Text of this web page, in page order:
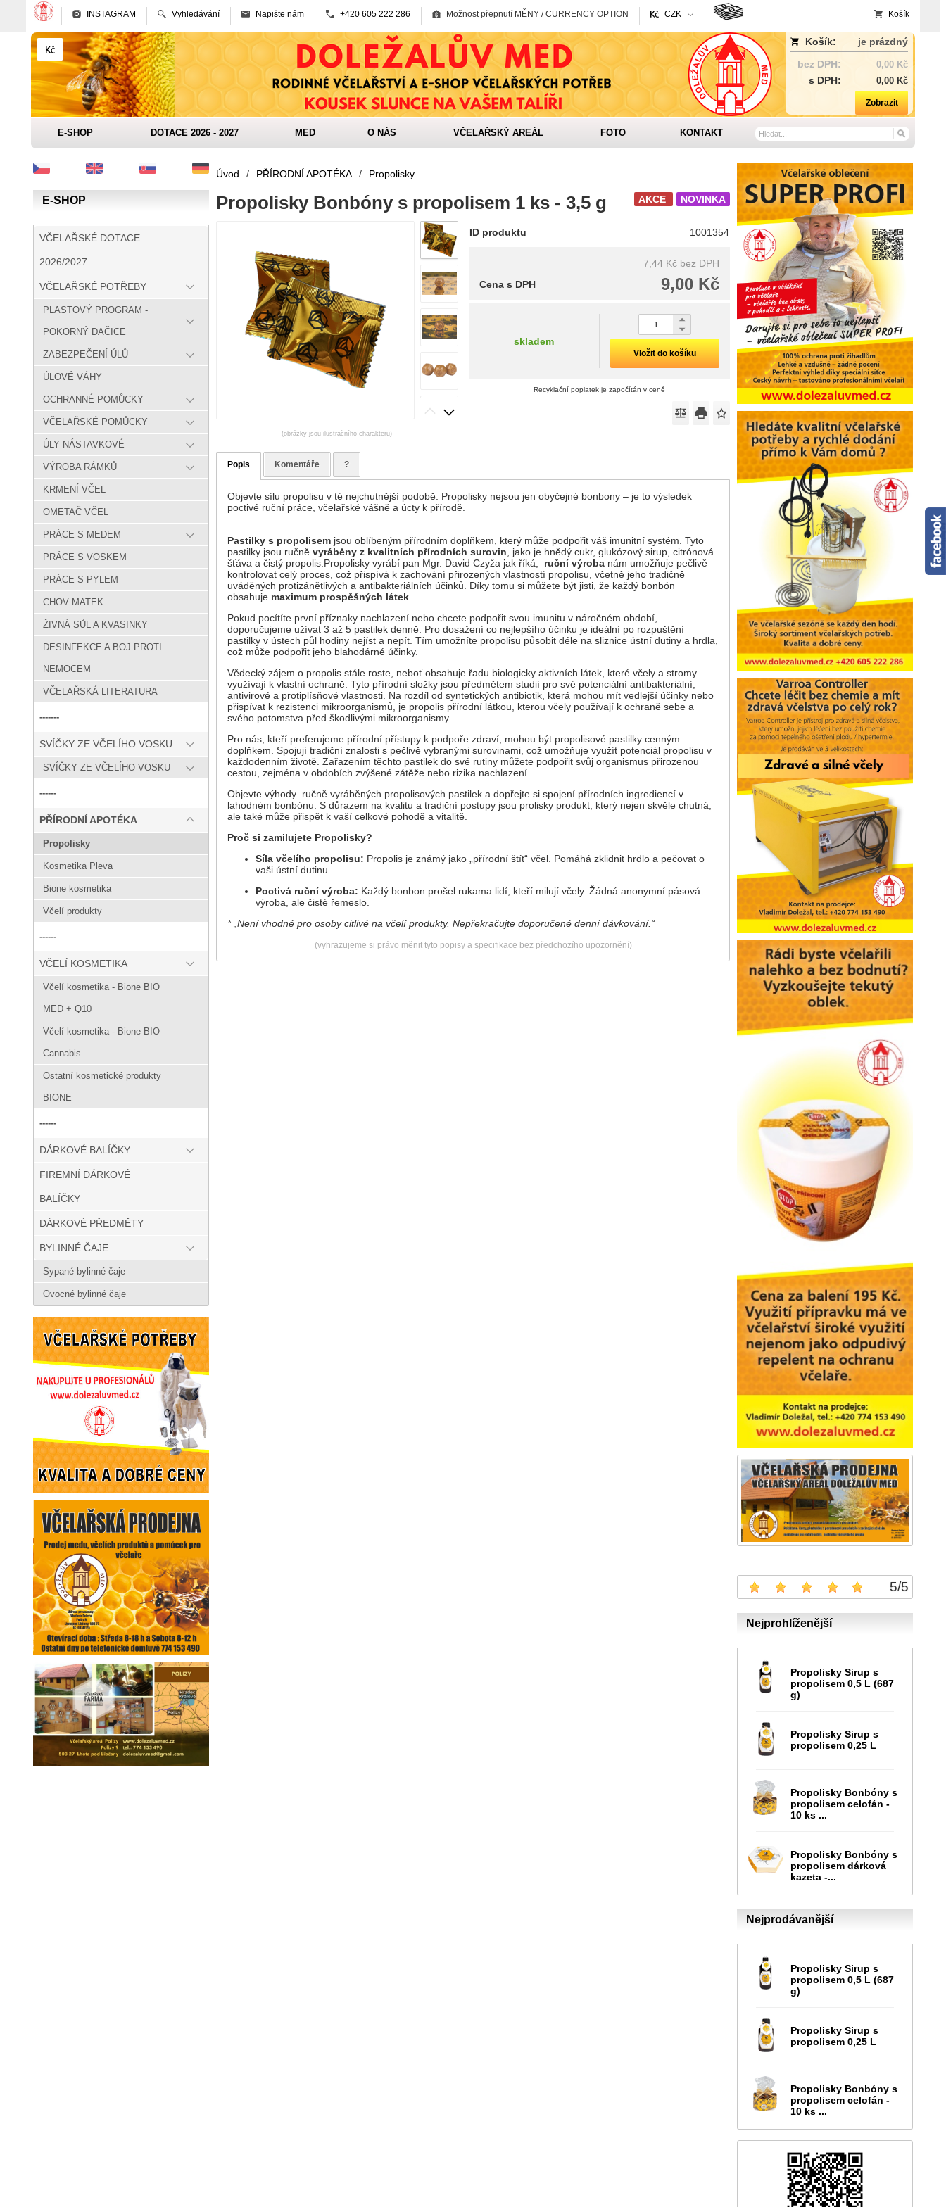
INSTAGRAM Vyhledávání Napište nám +420 605 222 286 Možnost přepnutí MĚNY / CURRENCY OPTION CZK Košík
Košík:
je prázdný
bez DPH:
0,00 Kč
s DPH: 0,00 Kč
Zobrazit
E-SHOP DOTACE 2026 - 2027 MED O NÁS VČELAŘSKÝ AREÁL FOTO KONTAKT
E-SHOP
VČELAŘSKÉ DOTACE
2026/2027
VČELAŘSKÉ POTŘEBY
PLASTOVÝ PROGRAM -
POKORNÝ DAČICE
ZABEZPEČENÍ ÚLŮ
ÚLOVÉ VÁHY
OCHRANNÉ POMŮCKY
VČELAŘSKÉ POMŮCKY
ÚLY NÁSTAVKOVÉ
VÝROBA RÁMKŮ
KRMENÍ VČEL
OMETAČ VČEL
PRÁCE S MEDEM
PRÁCE S VOSKEM
PRÁCE S PYLEM
CHOV MATEK
ŽIVNÁ SŮL A KVASINKY
DESINFEKCE A BOJ PROTI
NEMOCEM
VČELAŘSKÁ LITERATURA
-------
SVÍČKY ZE VČELÍHO VOSKU
SVÍČKY ZE VČELÍHO VOSKU
------
PŘÍRODNÍ APOTÉKA
Propolisky
Kosmetika Pleva
Bione kosmetika
Včelí produkty
------
VČELÍ KOSMETIKA
Včelí kosmetika - Bione BIO
MED + Q10
Včelí kosmetika - Bione BIO
Cannabis
Ostatní kosmetické produkty
BIONE
------
DÁRKOVÉ BALÍČKY
FIREMNÍ DÁRKOVÉ
BALÍČKY
DÁRKOVÉ PŘEDMĚTY
BYLINNÉ ČAJE
Sypané bylinné čaje
Ovocné bylinné čaje
5/5
Nejprohlíženější
Propolisky Sirup s
propolisem 0,5 L (687
g)
Propolisky Sirup s
propolisem 0,25 L
Propolisky Bonbóny s
propolisem celofán -
10 ks ...
Propolisky Bonbóny s
propolisem dárková
kazeta -...
Nejprodávanější
Propolisky Sirup s
propolisem 0,5 L (687
g)
Propolisky Sirup s
propolisem 0,25 L
Propolisky Bonbóny s
propolisem celofán -
10 ks ...
Úvod / PŘÍRODNÍ APOTÉKA / Propolisky
NOVINKA
AKCE
Propolisky Bonbóny s propolisem 1 ks - 3,5 g
(obrázky jsou ilustračního charakteru)
ID produktu 1001354
7,44 Kč bez DPH
9,00 Kč
Cena s DPH
skladem
Vložit do košíku
Recyklační poplatek je započítán v ceně
Popis Komentáře ?
Objevte sílu propolisu v té nejchutnější podobě. Propolisky nejsou jen obyčejné bonbony – je to výsledek
poctivé ruční práce, včelařské vášně a úcty k přírodě.
Pastilky s propolisem jsou oblíbeným přírodním doplňkem, který může podpořit váš imunitní systém. Tyto
pastilky jsou ručně vyráběny z kvalitních přírodních surovin , jako je hnědý cukr, glukózový sirup, citrónová
šťáva a čistý propolis.Propolisky vyrábí pan Mgr. David Czyža jak říká, ruční výroba nám umožňuje pečlivě
kontrolovat celý proces, což přispívá k zachování přirozených vlastností propolisu, včetně jeho tradičně
uváděných protizánětlivých a antibakteriálních účinků. Díky tomu si můžete být jisti, že každý bonbón
obsahuje maximum prospěšných látek
Pokud pocítíte první příznaky nachlazení nebo chcete podpořit svou imunitu v náročném období,
doporučujeme užívat 3 až 5 pastilek denně. Pro dosažení co nejlepšího účinku je ideální po rozpuštění
pastilky v ústech půl hodiny nejíst a nepít. Tím umožníte propolisu působit déle na sliznice ústní dutiny a hrdla,
což může podpořit jeho blahodárné účinky.
Vědecký zájem o propolis stále roste, neboť obsahuje řadu biologicky aktivních látek, které včely a stromy
využívají k vlastní ochraně. Tyto přírodní složky jsou předmětem studií pro své potenciální antibakteriální,
antivirové a protiplísňové vlastnosti. Na rozdíl od syntetických antibiotik, která mohou mít vedlejší účinky nebo
přispívat k rezistenci mikroorganismů, je propolis přírodní látkou, kterou včely používají k ochraně sebe a
svého potomstva před škodlivými mikroorganismy.
Pro nás, kteří preferujeme přírodní přístupy k podpoře zdraví, mohou být propolisové pastilky cenným
doplňkem. Spojují tradiční znalosti s pečlivě vybranými surovinami, což umožňuje využít potenciál propolisu v
každodenním životě. Zařazením těchto pastilek do své rutiny můžete podpořit svůj organismus přirozenou
cestou, zejména v obdobích zvýšené zátěže nebo rizika nachlazení.
Objevte výhody ručně vyráběných propolisových pastilek a dopřejte si spojení přírodních ingrediencí v
lahodném bonbónu. S důrazem na kvalitu a tradiční postupy jsou prolisky produkt, který nejen skvěle chutná,
ale také může přispět k vaší celkové pohodě a vitalitě.
Proč si zamilujete Propolisky?
Síla včelího propolisu: Propolis je známý jako „přírodní štít“ včel. Pomáhá zklidnit hrdlo a pečovat o
vaši ústní dutinu.
Poctivá ruční výroba: Každý bonbon prošel rukama lidí, kteří milují včely. Žádná anonymní pásová
výroba, ale čisté řemeslo.
* „Není vhodné pro osoby citlivé na včelí produkty. Nepřekračujte doporučené denní dávkování.“
(vyhrazujeme si právo měnit tyto popisy a specifikace bez předchozího upozornění)